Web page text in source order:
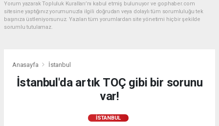
Yorum yazarak Topluluk Kuralları’nı kabul etmiş bulunuyor ve gophaber.com
sitesine yaptığınız yorumunuzla ilgili doğrudan veya dolaylı tüm sorumluluğu tek
başınıza üstleniyorsunuz. Yazılan tüm yorumlardan site yönetimi hiçbir şekilde
sorumlu tutulamaz.
Anasayfa İstanbul
İstanbul'da artık TOÇ gibi bir sorunu
var!
İSTANBUL